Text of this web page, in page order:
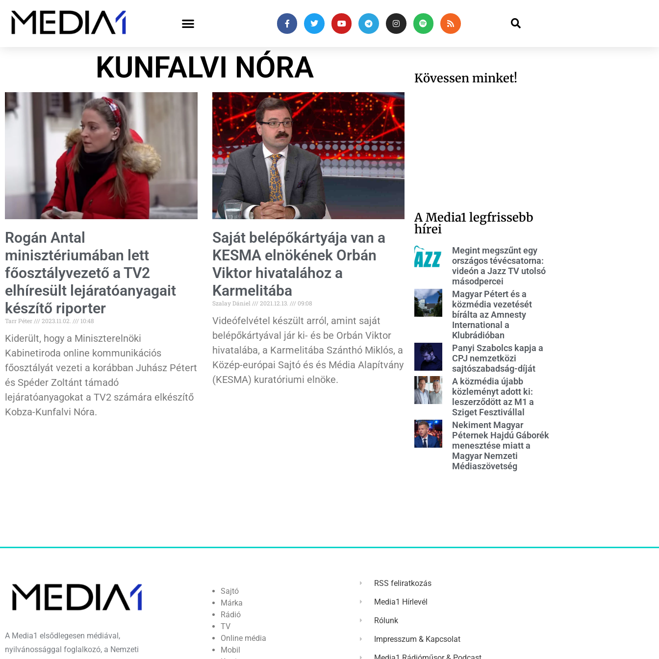
KUNFALVI NÓRA
Rogán Antal
minisztériumában lett
főosztályvezető a TV2
elhíresült lejáratóanyagait
készítő riporter
Tarr Péter 2023.11.02. 10:48
Kiderült, hogy a Miniszterelnöki
Kabinetiroda online kommunikációs
főosztályát vezeti a korábban Juhász Pétert
és Spéder Zoltánt támadó
lejáratóanyagokat a TV2 számára elkészítő
Kobza-Kunfalvi Nóra.
Saját belépőkártyája van a
KESMA elnökének Orbán
Viktor hivatalához a
Karmelitába
Szalay Dániel 2021.12.13. 09:08
Videófelvétel készült arról, amint saját
belépőkártyával jár ki- és be Orbán Viktor
hivatalába, a Karmelitába Szánthó Miklós, a
Közép-európai Sajtó és és Média Alapítvány
(KESMA) kuratóriumi elnöke.
Kövessen minket!
A Media1 legfrissebb
hírei
Megint megszűnt egy
országos tévécsatorna:
videón a Jazz TV utolsó
másodpercei
Magyar Pétert és a
közmédia vezetését
bírálta az Amnesty
International a
Klubrádióban
Panyi Szabolcs kapja a
CPJ nemzetközi
sajtószabadság-díját
A közmédia újabb
közleményt adott ki:
leszerződött az M1 a
Sziget Fesztivállal
Nekiment Magyar
Péternek Hajdú Gáborék
menesztése miatt a
Magyar Nemzeti
Médiaszövetség
A Media1 elsődlegesen médiával,
nyilvánossággal foglalkozó, a Nemzeti
Sajtó
Márka
Rádió
TV
Online média
Mobil
RSS feliratkozás
Media1 Hírlevél
Rólunk
Impresszum & Kapcsolat